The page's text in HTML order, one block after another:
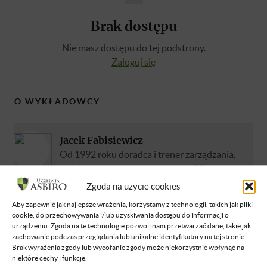
Zgoda na użycie cookies
Aby zapewnić jak najlepsze wrażenia, korzystamy z technologii, takich jak pliki
cookie, do przechowywania i/lub uzyskiwania dostępu do informacji o
urządzeniu. Zgoda na te technologie pozwoli nam przetwarzać dane, takie jak
zachowanie podczas przeglądania lub unikalne identyfikatory na tej stronie.
Brak wyrażenia zgody lub wycofanie zgody może niekorzystnie wpłynąć na
niektóre cechy i funkcje.
Brak dostępu
Nie masz dostępu do tej podstrony.
Zaloguj się
O WYKŁADOWCY
Jacek Fabisiewicz
Od 1992 roku doradca i trener zarządzania,
specjalizujący się w tzw. „twardych”
technikach zarządzania: optymalizacji
strategicznych i formowaniu strategii oraz
zarządzaniu projektami. Wykształcenie
zdobywał na Akademii Górniczo–Hutniczej
na wydziale Elektrotechniki, Automatyki i